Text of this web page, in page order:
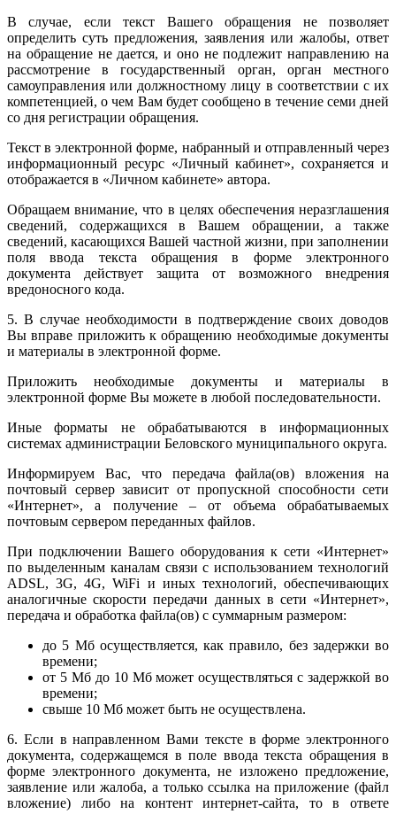
В случае, если текст Вашего обращения не позволяет
определить суть предложения, заявления или жалобы, ответ
на обращение не дается, и оно не подлежит направлению на
рассмотрение в государственный орган, орган местного
самоуправления или должностному лицу в соответствии с их
компетенцией, о чем Вам будет сообщено в течение семи дней
со дня регистрации обращения.
Текст в электронной форме, набранный и отправленный через
информационный ресурс «Личный кабинет», сохраняется и
отображается в «Личном кабинете» автора.
Обращаем внимание, что в целях обеспечения неразглашения
сведений, содержащихся в Вашем обращении, а также
сведений, касающихся Вашей частной жизни, при заполнении
поля ввода текста обращения в форме электронного
документа действует защита от возможного внедрения
вредоносного кода.
5. В случае необходимости в подтверждение своих доводов
Вы вправе приложить к обращению необходимые документы
и материалы в электронной форме.
Приложить необходимые документы и материалы в
электронной форме Вы можете в любой последовательности.
Иные форматы не обрабатываются в информационных
системах администрации Беловского муниципального округа.
Информируем Вас, что передача файла(ов) вложения на
почтовый сервер зависит от пропускной способности сети
«Интернет», а получение – от объема обрабатываемых
почтовым сервером переданных файлов.
При подключении Вашего оборудования к сети «Интернет»
по выделенным каналам связи с использованием технологий
ADSL, 3G, 4G, WiFi и иных технологий, обеспечивающих
аналогичные скорости передачи данных в сети «Интернет»,
передача и обработка файла(ов) с суммарным размером:
до 5 Мб осуществляется, как правило, без задержки во
времени;
от 5 Мб до 10 Мб может осуществляться с задержкой во
времени;
свыше 10 Мб может быть не осуществлена.
6. Если в направленном Вами тексте в форме электронного
документа, содержащемся в поле ввода текста обращения в
форме электронного документа, не изложено предложение,
заявление или жалоба, а только ссылка на приложение (файл
вложение) либо на контент интернет-сайта, то в ответе